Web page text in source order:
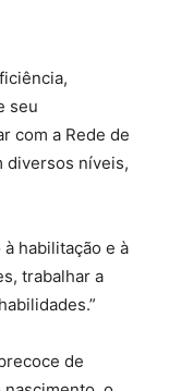
seu
com a Rede de
diversos níveis,
habilitação e à
trabalhar a
de